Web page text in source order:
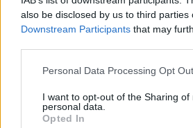
also be disclosed by us to third parties
Downstream Participants that may
Please note that this website/app uses
not limited to your visit or usage
grant or deny consent to Google and
use your data for below specified
Personal Data Processing Opt
I want to opt-out of the Sharing of
personal data.
Opted In
ekspresówce. Cztery
groźne incydenty na
Redakcja autoGALERIA.pl